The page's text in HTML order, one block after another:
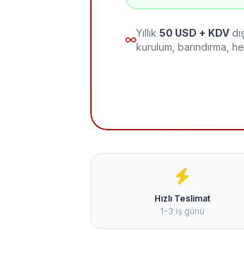
Yıllık 50 USD + KDV
kurulum, barındırma,
Hızlı Teslimat
1-3 iş günü